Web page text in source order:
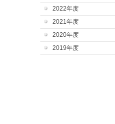
2022年度
2021年度
2020年度
2019年度